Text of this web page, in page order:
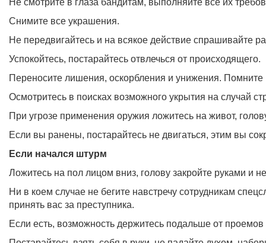
Не смотрите в глаза бандитам, выполняйте все их
Снимите все украшения.
Не передвигайтесь и на всякое действие спрашивайте
Успокойтесь, постарайтесь отвлечься от происходящего.
Переносите лишения, оскорбления и унижения.
Осмотритесь в поисках возможного укрытия на случай
При угрозе применения оружия ложитесь на живот,
Если вы ранены, постарайтесь не двигаться, этим вы
Если начался штурм
Ложитесь на пол лицом вниз, голову закройте руками и
Ни в коем случае не бегите навстречу сотрудникам
принять вас за преступника.
Если есть, возможность держитесь подальше от